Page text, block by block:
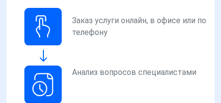
Заказ услуги онлайн, в офисе или по
телефону
Анализ вопросов специалистами